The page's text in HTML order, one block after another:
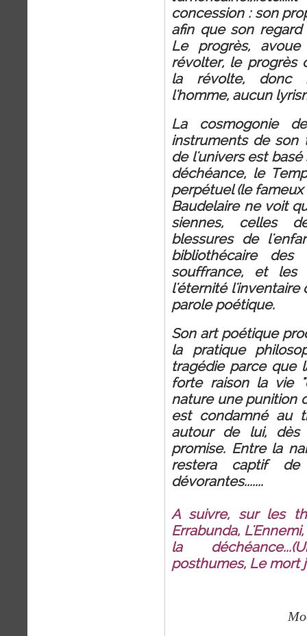
concession : son
afin que son regard
Le progrès,
révolter, le progrès
la révolte, donc
l'homme, aucun
La cosmogonie
instruments de son
de l'univers est
déchéance, le
perpétuel (le fameux
Baudelaire ne voit
siennes, celles
blessures de
bibliothécaire
souffrance, et
l'éternité l'inventaire
parole poétique.
Son art poétique
la pratique
tragédie parce que
forte raison la vie
nature une punition
est condamné au
autour de lui, dès
promise. Entre la
restera captif de
dévorantes.......
A suivre, sur les
Errabunda,
la
posthumes, Le mort
Moesta et